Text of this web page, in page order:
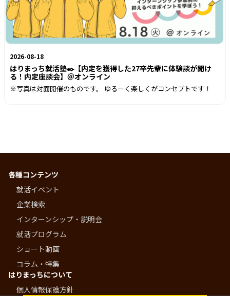
2026-08-18
はりまっち就活塾✒️【内定を獲得した27卒先輩に体験談が聞け
る！内定座談会】＠オンライン
※写真は対面開催のものです。 ゆるーく楽しくがコンセプトです！
各種コンテンツ
就活イベント
企業検索
インターンシップ・説明会
就活プログラム
ショート動画
コラム・特集
はりまっちについて
個人情報保護方針